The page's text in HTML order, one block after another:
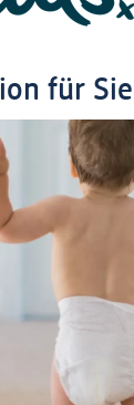
für Sie